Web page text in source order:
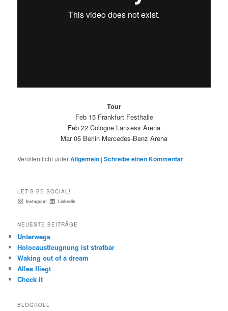
Tour
Feb 15 Frankfurt Festhalle
Feb 22 Cologne Lanxess Arena
Mar 05 Berlin Mercedes-Benz Arena
Veröffentlicht unterAllgemein |Schreibe einen Kommentar
LET'S BE SOCIAL!
Instagram LinkedIn
NEUESTE BEITRÄGE
Unterwegs
Holocaustleugnung ist strafbar
Waking out of a dream
Alles fliegt
Check it
BLOGROLL